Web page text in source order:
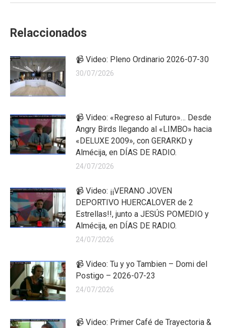
Relaccionados
📹 Video: Pleno Ordinario 2026-07-30
30/07/2026
📹 Video: «Regreso al Futuro»… Desde
Angry Birds llegando al «LIMBO» hacia
«DELUXE 2009», con GERARKD y
Almécija, en DÍAS DE RADIO.
24/07/2026
📹 Video: ¡¡VERANO JOVEN
DEPORTIVO HUERCALOVER de 2
Estrellas!!, junto a JESÚS POMEDIO y
Almécija, en DÍAS DE RADIO.
24/07/2026
📹 Video: Tu y yo Tambien – Domi del
Postigo – 2026-07-23
24/07/2026
📹 Video: Primer Café de Trayectoria &